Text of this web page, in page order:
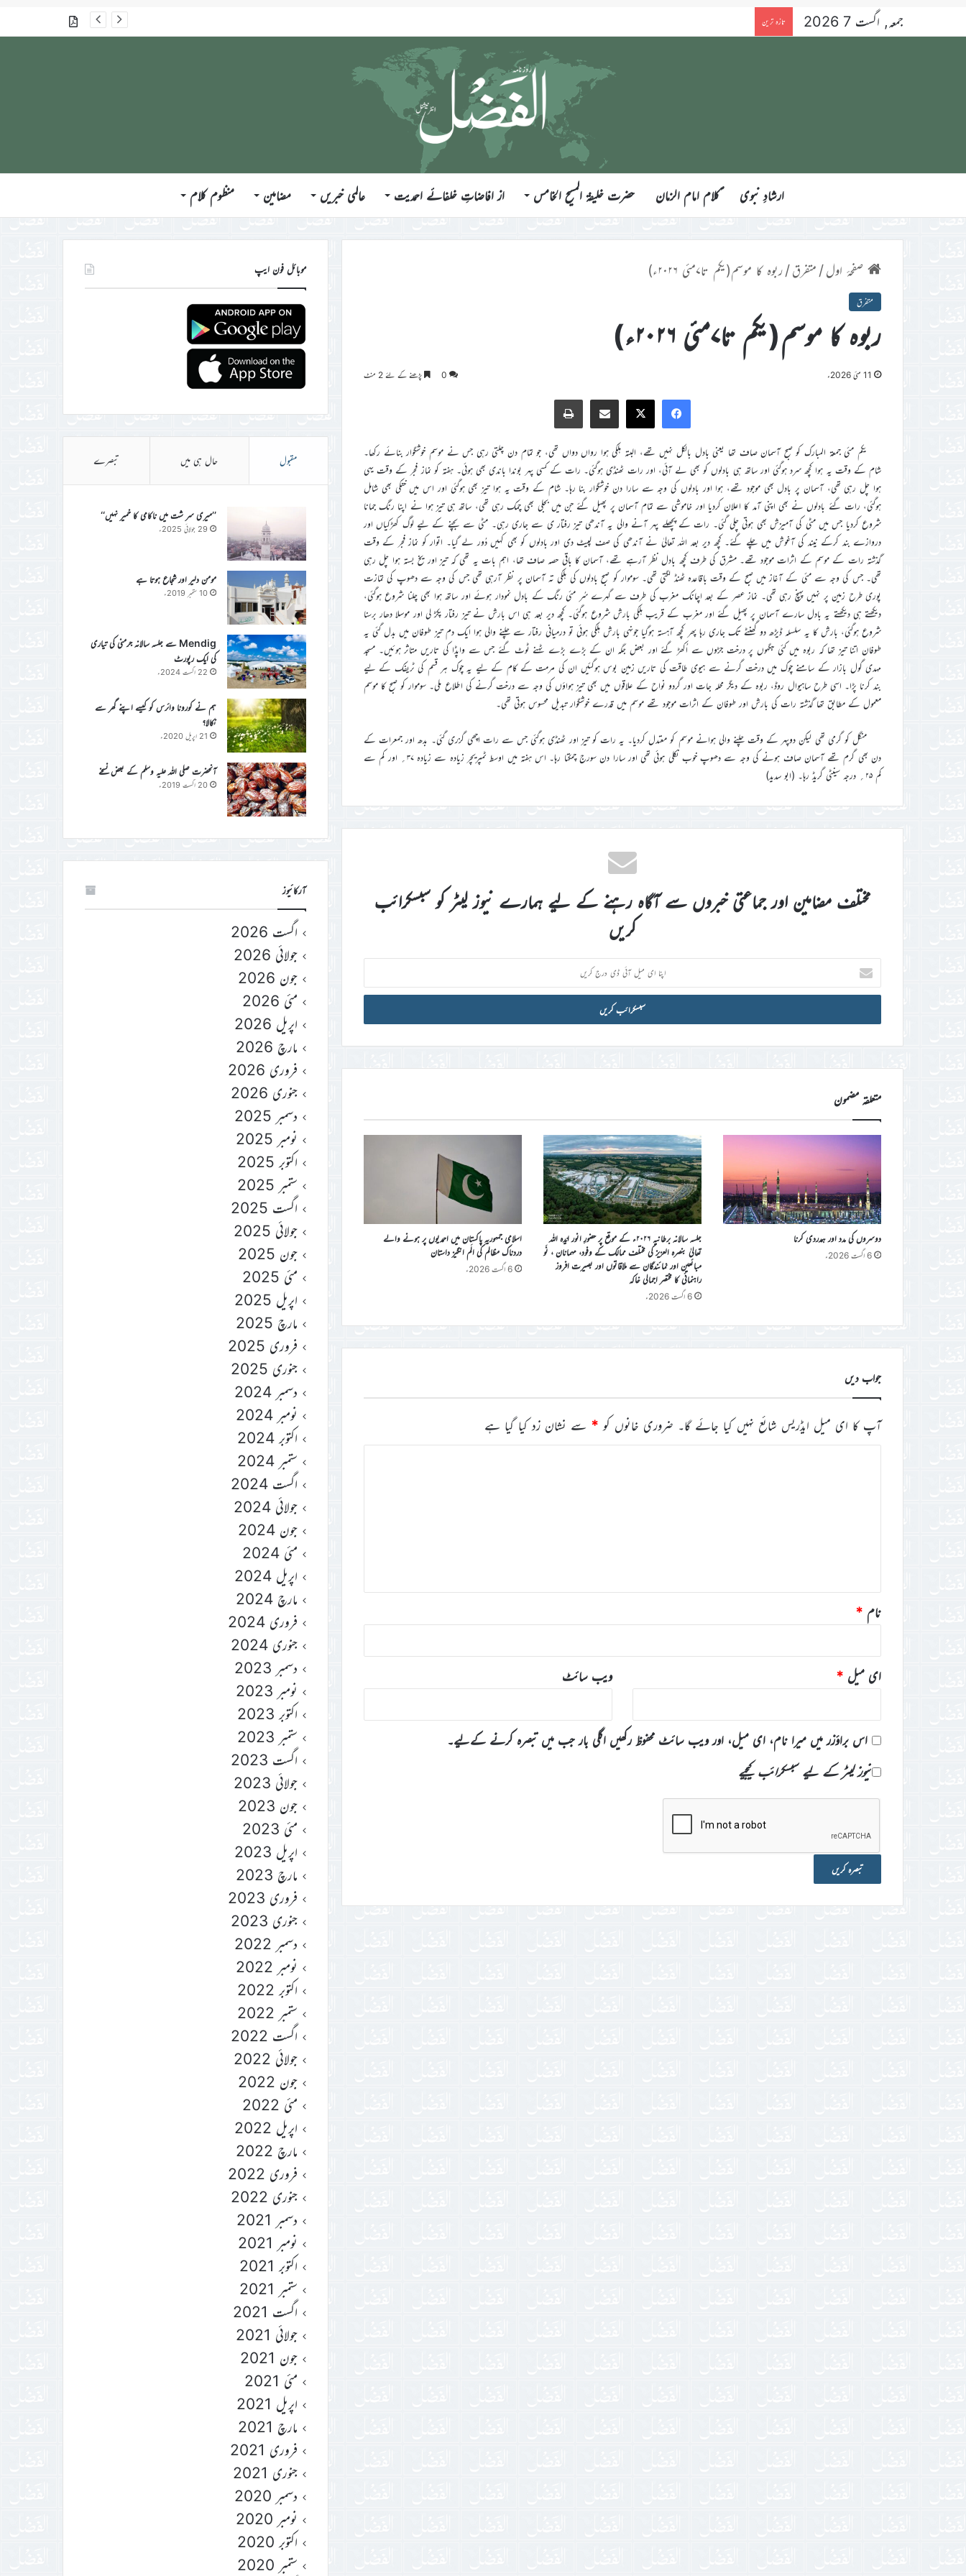
جمعہ, اگست 7 2026 تازہ ترین گذشتہ شمارے
ارشادِ نبوی ؑکلام امام الزمان حضرت خلیفۃ المسیح الخامس از افاضاتِ خلفائے احمدیت عالمی خبریں مضامین منظوم کلام
صفحۂ اول/ متفرق/ربوہ کا موسم(یکم تا۷مئی ۲۰۲۶ء)
متفرق
ربوہ کا موسم(یکم تا۷مئی ۲۰۲۶ء)
11 مئی 2026ء 0 پڑھنے کے لئے 2 منٹ
Facebook
X
Share via Email
Print
یکم مئی جمعۃ المبارک کو صبح آسمان صاف تھا یعنی بادل بالکل نہیں تھے، البتہ ہلکی ہوا رواں دواں تھی، جو تمام دن چلتی رہی جس نے موسم خوشگوار بنائے رکھا۔
شام کے وقت یہ ہوا کچھ سرد ہوگئی اور ساتھ ہی بادلوں کو بھی لے آئی، اور رات ٹھنڈی ہوگئی۔ رات کے کسی پہر بوندا باندی بھی ہوئی۔ ہفتہ کو نماز فجر کے وقت یہی
ہوا چل رہی تھی، آسمان پر بادل بھی موجود تھے، ہوا اور بادلوں کی وجہ سے سارا دن خوشگوار بنا رہا۔ شام کے وقت یہ ہوا تیز بھی ہوگئی اور اس میں خنکی بھی شامل
ہوگئی، رات گئے بادلوں نے بھی اپنی آمد کا اعلان کردیا اور خاموشی سے تمام آسمان پر پھیل گئے جن میں بجلی بھی چمک رہی تھی، ساتھ ہی تیز ہوا نے اپنا رنگ جمانا
شروع کردیا جس میں مٹی کی آمیزش بھی ہوتی چلی گئی۔ رات کے پچھلے پہر آنے والی یہ آندھی تیز رفتار ی سے جاری رہی۔ مٹی سے بچنے کے لیے لوگ کھڑکیاں اور
دروازے بند کرکے نیند کی آغوش میں چلے گئے۔ کچھ دیر بعد اللہ تعالیٰ نے آندھی کی صف لپیٹ دی اور بادلوں کو بھی کہیں دُور لے گیا۔ اتوار کو نماز فجر کے وقت
گذشتہ رات کے موسم کے اثرات موجود تھے۔ مشرق کی طرف کچھ بادل نظر آرہے تھے، آسمان کا باقی حصہ صاف تھا، اہم بات یہ تھی کہ تیز اور یخ بستہ ہوا چل رہی
تھی۔ جس کی وجہ سے مئی کے آغاز میں صبح کے وقت باقاعدہ ٹھنڈ لگتی تھی۔ سوموار کو صبح بادلوں کی ہلکی تہ آسمان پر نظر آرہی تھی جس کی وجہ سے دھوپ کی تمازت
پوری طرح زمین پر نہیں پہنچ رہی تھی۔ نماز عصر کے بعد اچانک مغرب کی طرف سے گہرے سُر مئی رنگ کے بادل نمودار ہوئے اور ساتھ ہوا بھی چلنا شروع ہوگئی،
دیکھتے ہی دیکھتے یہ بادل سارے آسمان پر پھیل گئے اور مغرب کے قریب ہلکی بارش شروع ہوگئی۔ کچھ دیر بعد ہی اس بارش نے تیز رفتار پکڑ لی اور موسلا دھار برسنا
شروع ہوگئی، بارش کا یہ سلسلہ ڈیڑھ دو گھنٹے تک جاری رہا پھر کچھ آہستہ ہوگیا جونہی بارش ہلکی ہوئی تو درمیانی رفتار سے چلنے والی ہوا ایک دم تیز طوفان میں بدل گئی یہ
طوفان اتنا تیز تھا کہ ربوہ میں کئی جگہوں پر درخت جڑوں سے اُکھڑ گئے اور بعض جگہ ان کے بڑے بڑے ٹہنے ٹوٹ گئے جس سے واپڈا کی تاریں متاثر ہوئیں۔ مسجد
مہدی گول بازار کے سامنے چوک میں درخت گرنے سے ہیوی طاقت کی تاریں زمین بوس ہوگئیں ان کی مرمت کے کام کے ليے یہ چوک ہر قسم کی ٹریفک کے لیے
بند کرنا پڑا۔ اسی طرح ساہیوال روڈ، ربوہ کے دیگر محلہ جات اور گردو نواح کے علاقوں میں بھی تیز ہواؤں کی وجہ سے درخت گرنے کی اطلاع ملی۔ سوموار کو صبح کا موسم
معمول کے مطابق تھا گذشتہ رات کی بارش اور طوفان کے اثرات موجود تھے موسم میں قدرے خوشگوار تبدیل محسوس ہوتی تھی۔
منگل کو گرمی تھی لیکن دوپہر کے وقت چلنے والی ہوانے موسم کو معتدل کردیا۔ یہ رات کو تیز اور ٹھنڈی ہوگئی جس سے رات اچھی گزری گئی۔ بدھ اور جمعرات کے
دن بھی گرم تھے آسمان صاف ہونے کی وجہ سے دھوپ خوب نکلی ہوئی تھی اور سارا دن سورج چمکتا رہا۔ اس ہفتہ میں اوسط ٹمپریچر زیادہ سے زیادہ ۳۷؍ اور کم سے
کم ۲۵؍ درجہ سینٹی گریڈ رہا۔ (ابو سدید)
مختلف مضامین اور جماعتی خبروں سے آگاہ رہنے کے لیے ہمارے نیوز لیٹر کو سبسکرائب
کریں
اپنا
ای
میل
ڈی
متعلقہ مضمون
دوسروں کی مدد اور ہمدردی کرنا
6 اگست 2026ء
جلسہ سالانہ برطانیہ ۲۰۲۶ء کے موقع پر حضورِ انور ایّدہ الله
تعالیٰ بنصرہ العزیز کی مختلف ممالک کے وفود، مہمانان ، نَو
مبائعین اور نمائندگان سے ملاقاتوں اور بصیرت افروز
راہنمائی کا مختصر اجمالی خاکہ
6 اگست 2026ء
اسلامی جمہوریہ پاکستان میں احمدیوں پر ہونے والے
دردناک مظالم کی الَم انگیز داستان
6 اگست 2026ء
جواب دیں
آپ کا ای میل ایڈریس شائع نہیں کیا جائے گا۔ ضروری خانوں کو * سے نشان زد کیا گیا ہے
نام *
ای میل * ویب‌ سائٹ
اس براؤزر میں میرا نام، ای میل، اور ویب سائٹ محفوظ رکھیں اگلی بار جب میں تبصرہ کرنے کےلیے۔
نیوز لیٹر کے لیے سبسکرائب کیجیے
موبائل فون ایپ
مقبول حال ہی میں تبصرے
’’میری سر شت میں ناکامی کا خمیر نہیں‘‘
29 جولائی 2025ء
مومن دلیر اور شجاع ہوتا ہے
10 ستمبر 2019ء
Mendig سے جلسہ سالانہ جرمنی کی تیاری
کی ایک رپورٹ
22 اگست 2024ء
ہم نے کورونا وائرس کو کیسے اپنے گھر سے
نکالا؟
21 اپریل 2020ء
آنحضرت صلی اللہ علیہ وسلم کے بعض نسخے
20 اگست 2019ء
آرکائیوز
اگست 2026
جولائی 2026
جون 2026
مئی 2026
اپریل 2026
مارچ 2026
فروری 2026
جنوری 2026
دسمبر 2025
نومبر 2025
اکتوبر 2025
ستمبر 2025
اگست 2025
جولائی 2025
جون 2025
مئی 2025
اپریل 2025
مارچ 2025
فروری 2025
جنوری 2025
دسمبر 2024
نومبر 2024
اکتوبر 2024
ستمبر 2024
اگست 2024
جولائی 2024
جون 2024
مئی 2024
اپریل 2024
مارچ 2024
فروری 2024
جنوری 2024
دسمبر 2023
نومبر 2023
اکتوبر 2023
ستمبر 2023
اگست 2023
جولائی 2023
جون 2023
مئی 2023
اپریل 2023
مارچ 2023
فروری 2023
جنوری 2023
دسمبر 2022
نومبر 2022
اکتوبر 2022
ستمبر 2022
اگست 2022
جولائی 2022
جون 2022
مئی 2022
اپریل 2022
مارچ 2022
فروری 2022
جنوری 2022
دسمبر 2021
نومبر 2021
اکتوبر 2021
ستمبر 2021
اگست 2021
جولائی 2021
جون 2021
مئی 2021
اپریل 2021
مارچ 2021
فروری 2021
جنوری 2021
دسمبر 2020
نومبر 2020
اکتوبر 2020
ستمبر 2020